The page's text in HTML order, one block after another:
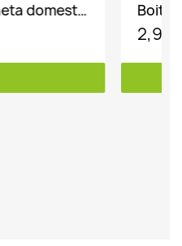
Boite de grillons - Acheta domesticus
2,90